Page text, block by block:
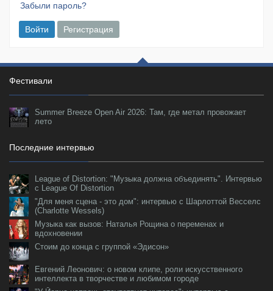
Забыли пароль?
Войти Регистрация
Фестивали
Summer Breeze Open Air 2026: Там, где метал провожает
лето
Последние интервью
League of Distortion: "Музыка должна объединять". Интервью
с League Of Distortion
"Для меня сцена - это дом": интервью с Шарлоттой Весселс
(Charlotte Wessels)
Музыка как вызов: Наталья Рощина о переменах и
вдохновении
Стоим до конца с группой «Эдисон»
Евгений Леонович: о новом клипе, роли искусственного
интеллекта в творчестве и любимом городе